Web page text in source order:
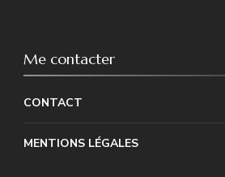
Me contacter
CONTACT
MENTIONS LÉGALES